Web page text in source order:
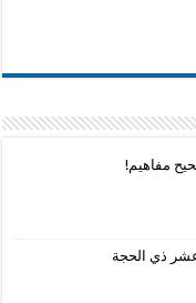
مفاهيم!
ذي الحجة